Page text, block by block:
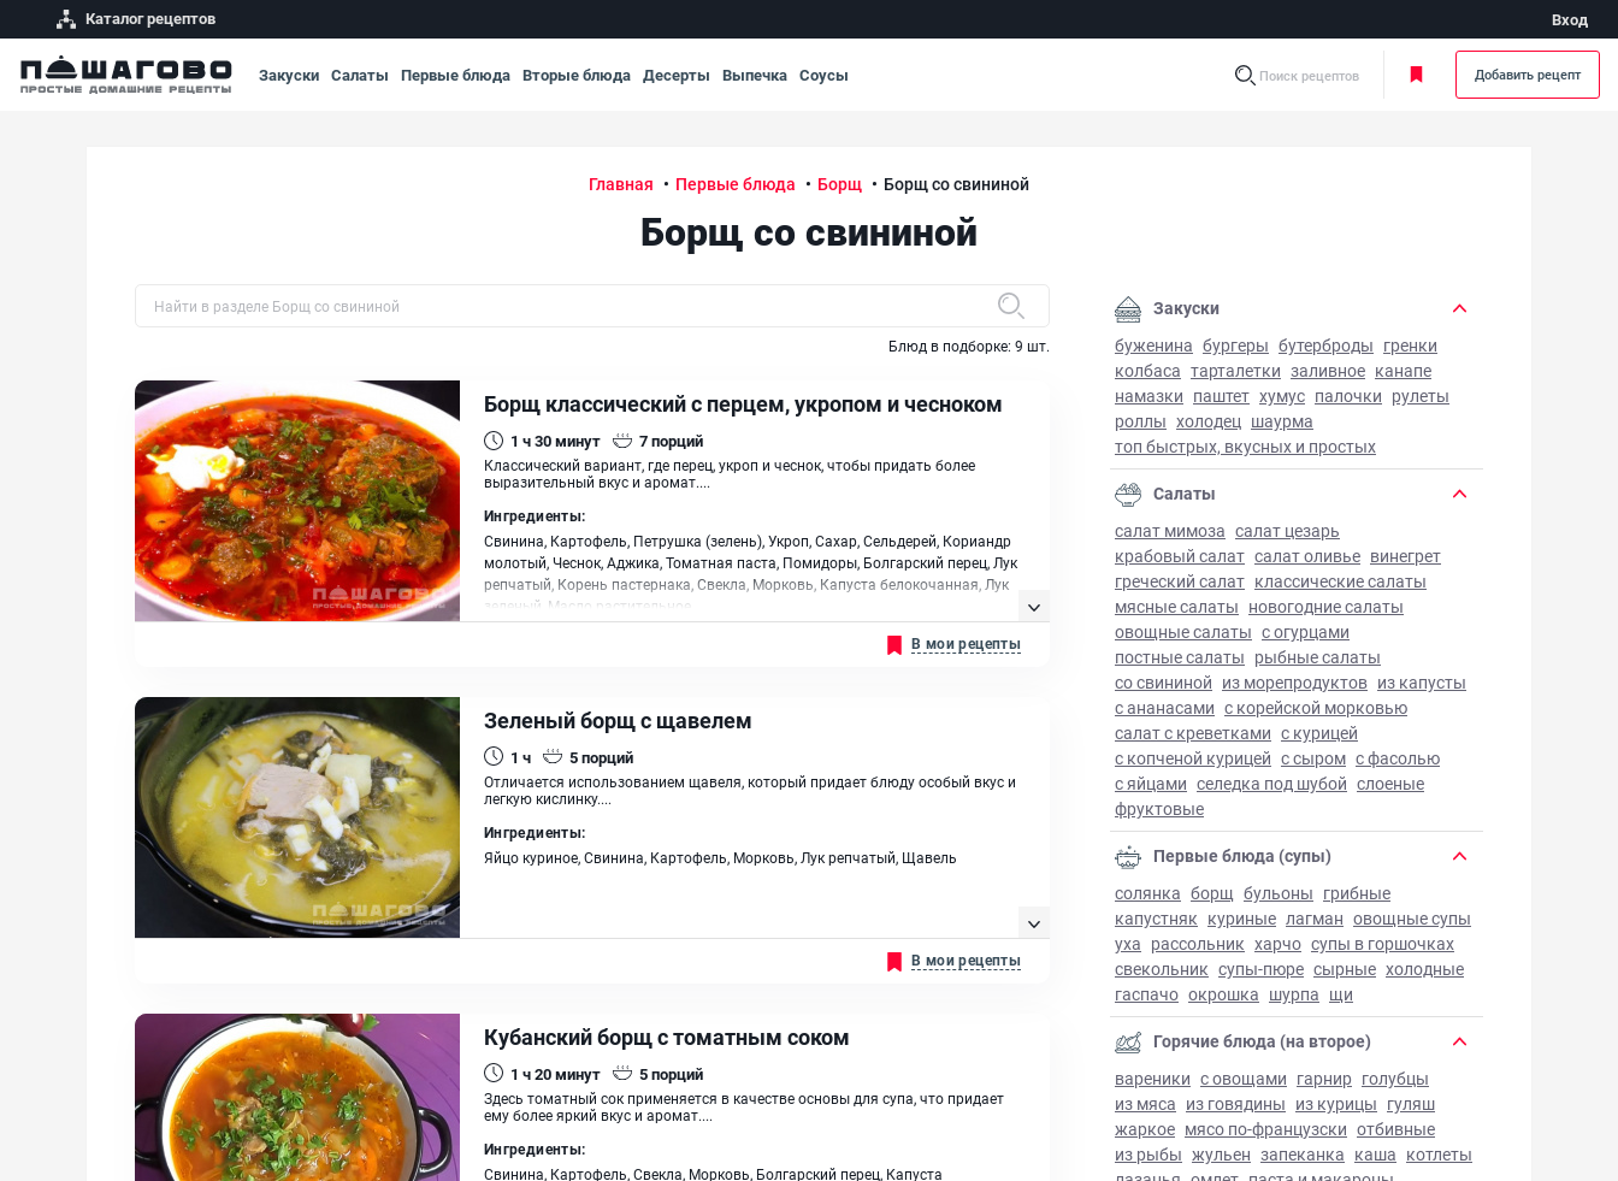
Каталог рецептов Вход
Закуски Салаты Первые блюда Вторые блюда Десерты Выпечка Соусы Поиск рецептов Добавить рецепт
Главная Первые блюда Борщ Борщ со свининой
Борщ со свининой
Блюд в подборке: 9 шт.
Борщ классический с перцем, укропом и чесноком
1 ч 30минут 7порций
Классический вариант, где перец, укроп и чеснок, чтобы придать более
выразительный вкус и аромат....
Ингредиенты:
Свинина, Картофель, Петрушка (зелень), Укроп, Сахар, Сельдерей, Кориандр
молотый, Чеснок, Аджика, Томатная паста, Помидоры, Болгарский перец, Лук
репчатый, Корень пастернака, Свекла, Морковь, Капуста белокочанная, Лук
зеленый, Масло растительное
В мои рецепты
Зеленый борщ с щавелем
1 ч 5порций
Отличается использованием щавеля, который придает блюду особый вкус и
легкую кислинку....
Ингредиенты:
Яйцо куриное, Свинина, Картофель, Морковь, Лук репчатый, Щавель
В мои рецепты
Кубанский борщ с томатным соком
1 ч 20минут 5порций
Здесь томатный сок применяется в качестве основы для супа, что придает
ему более яркий вкус и аромат....
Ингредиенты:
Свинина, Картофель, Свекла, Морковь, Болгарский перец, Капуста
Закуски
буженина бургеры бутерброды гренки
колбаса тарталетки заливное канапе
намазки паштет хумус палочки рулеты
роллы холодец шаурма
топ быстрых, вкусных и простых
Салаты
салат мимоза салат цезарь
крабовый салат салат оливье винегрет
греческий салат классические салаты
мясные салаты новогодние салаты
овощные салаты с огурцами
постные салаты рыбные салаты
со свининой из морепродуктов из капусты
с ананасами с корейской морковью
салат с креветками с курицей
с копченой курицей с сыром с фасолью
с яйцами селедка под шубой слоеные
фруктовые
Первые блюда (супы)
солянка борщ бульоны грибные
капустняк куриные лагман овощные супы
уха рассольник харчо супы в горшочках
свекольник супы-пюре сырные холодные
гаспачо окрошка шурпа щи
Горячие блюда (на второе)
вареники с овощами гарнир голубцы
из мяса из говядины из курицы гуляш
жаркое мясо по-французски отбивные
из рыбы жульен запеканка каша котлеты